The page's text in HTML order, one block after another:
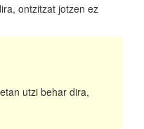
ontzitzat jotzen ez
utzi behar dira,